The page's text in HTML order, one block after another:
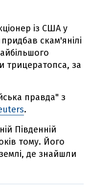
із США у
скам'янілі
трицератопса, за
правда" з
.
Південній
тому. Його
де знайшли